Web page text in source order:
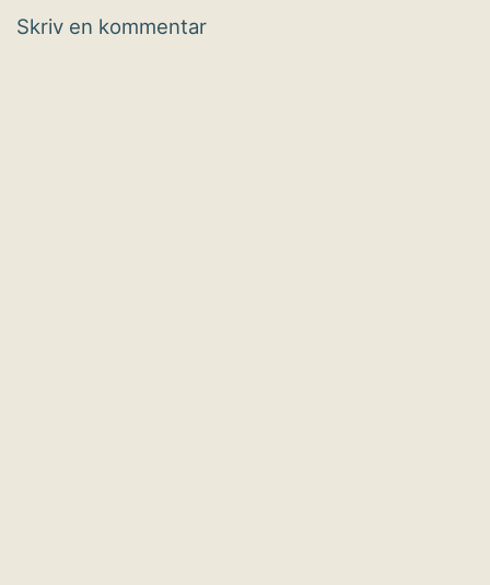
Skriv en kommentar